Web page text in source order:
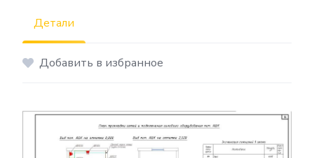
Детали
Добавить в избранное